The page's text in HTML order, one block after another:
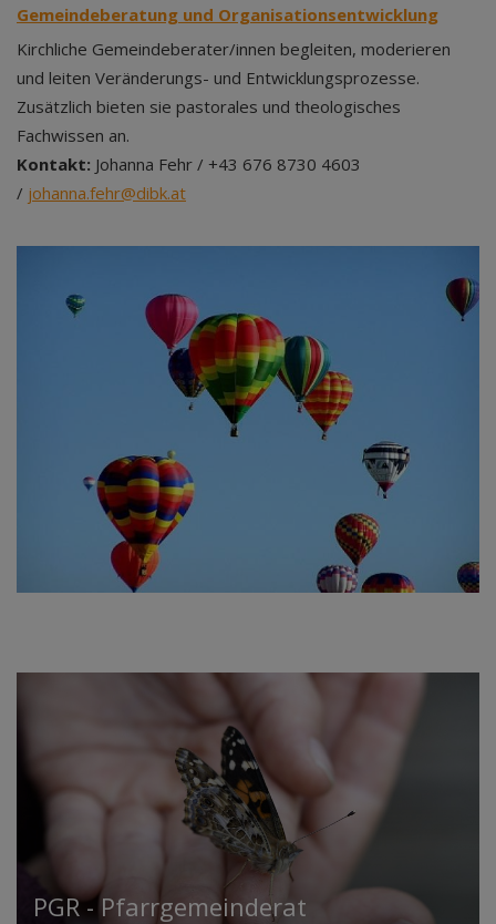
Gemeindeberatung und Organisationsentwicklung
Kirchliche Gemeindeberater/innen begleiten, moderieren
und leiten Veränderungs- und Entwicklungsprozesse.
Zusätzlich bieten sie pastorales und theologisches
Fachwissen an.
Kontakt: Johanna Fehr / +43 676 8730 4603
/ johanna.fehr@dibk.at
PGR - Pfarrgemeinderat